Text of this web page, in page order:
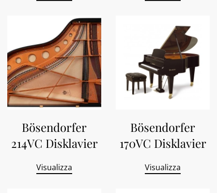
Bösendorfer
214VC Disklavier
Visualizza
Bösendorfer
170VC Disklavier
Visualizza